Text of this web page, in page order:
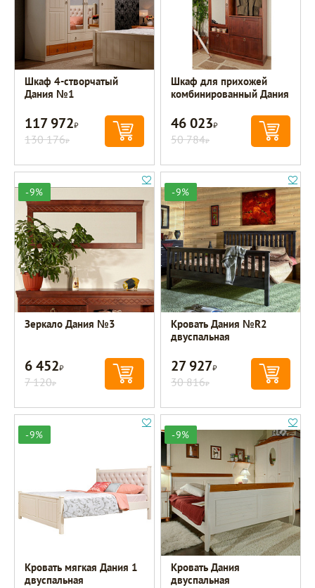
Шкаф 4-створчатый
Дания №1
117 972Р
130 176Р
Шкаф для прихожей
комбинированный Дания
46 023Р
50 784Р
-9%
Зеркало Дания №3
6 452Р
7 120Р
-9%
Кровать Дания №R2
двуспальная
27 927Р
30 816Р
-9%
Кровать мягкая Дания 1
двуспальная
-9%
Кровать Дания
двуспальная